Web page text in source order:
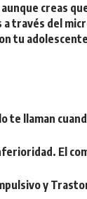
creas
través del
tu
te llaman
El
y